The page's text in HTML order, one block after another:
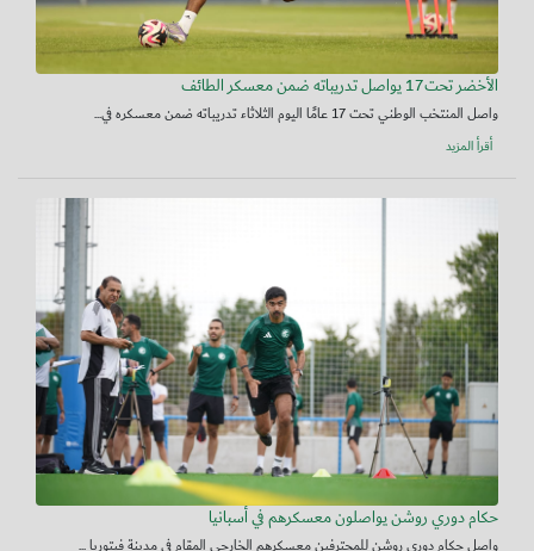
الأخضر تحت17 يواصل تدريباته ضمن معسكر الطائف
واصل المنتخب الوطني تحت 17 عامًا اليوم الثلاثاء تدريباته ضمن معسكره في...
أقرأ المزيد
حكام دوري روشن يواصلون معسكرهم في أسبانيا
واصل حكام دوري روشن للمحترفين معسكرهم الخارجي المقام في مدينة فيتوريا ...